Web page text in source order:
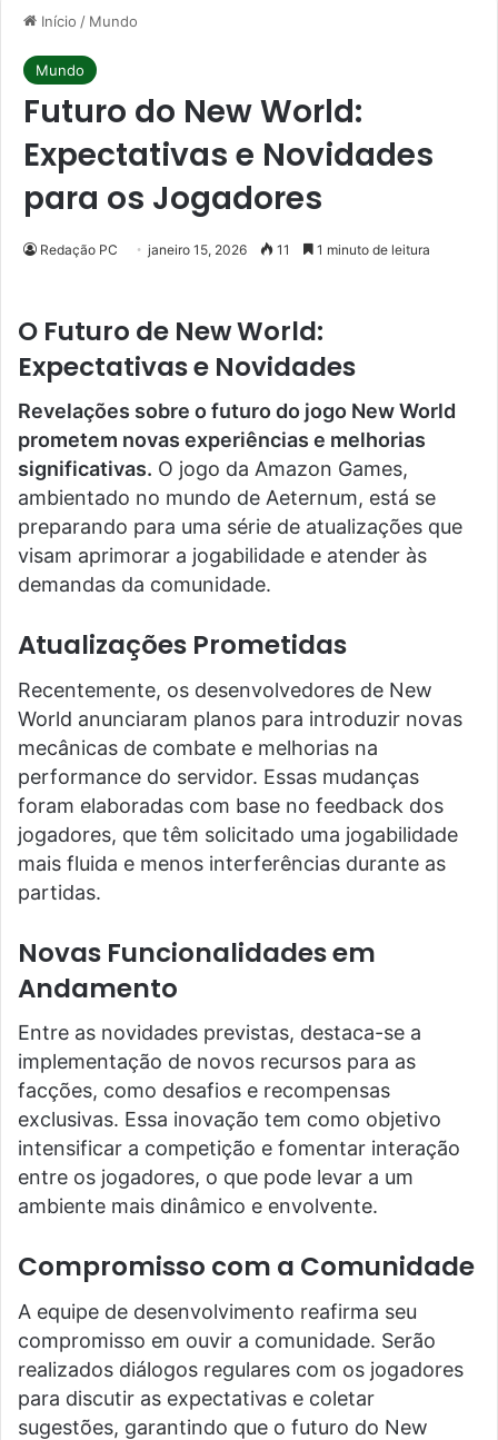
Início / Mundo
Mundo
Futuro do New World:
Expectativas e Novidades
para os Jogadores
Redação PC janeiro 15, 2026 11 1 minuto de leitura
O Futuro de New World:
Expectativas e Novidades
Revelações sobre o futuro do jogo New World
prometem novas experiências e melhorias
significativas. O jogo da Amazon Games,
ambientado no mundo de Aeternum, está se
preparando para uma série de atualizações que
visam aprimorar a jogabilidade e atender às
demandas da comunidade.
Atualizações Prometidas
Recentemente, os desenvolvedores de New
World anunciaram planos para introduzir novas
mecânicas de combate e melhorias na
performance do servidor. Essas mudanças
foram elaboradas com base no feedback dos
jogadores, que têm solicitado uma jogabilidade
mais fluida e menos interferências durante as
partidas.
Novas Funcionalidades em
Andamento
Entre as novidades previstas, destaca-se a
implementação de novos recursos para as
facções, como desafios e recompensas
exclusivas. Essa inovação tem como objetivo
intensificar a competição e fomentar interação
entre os jogadores, o que pode levar a um
ambiente mais dinâmico e envolvente.
Compromisso com a Comunidade
A equipe de desenvolvimento reafirma seu
compromisso em ouvir a comunidade. Serão
realizados diálogos regulares com os jogadores
para discutir as expectativas e coletar
sugestões, garantindo que o futuro do New